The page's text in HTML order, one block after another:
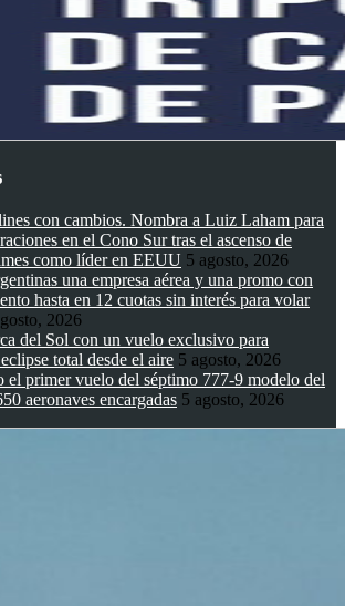
con cambios. Nombra a Luiz Laham para
en el Cono Sur tras el ascenso de
como líder en EEUU 5 agosto, 2026
una empresa aérea y una promo con
hasta en 12 cuotas sin interés para volar
2026
del Sol con un vuelo exclusivo para
total desde el aire 5 agosto, 2026
el primer vuelo del séptimo 777-9 modelo del
aeronaves encargadas 5 agosto, 2026